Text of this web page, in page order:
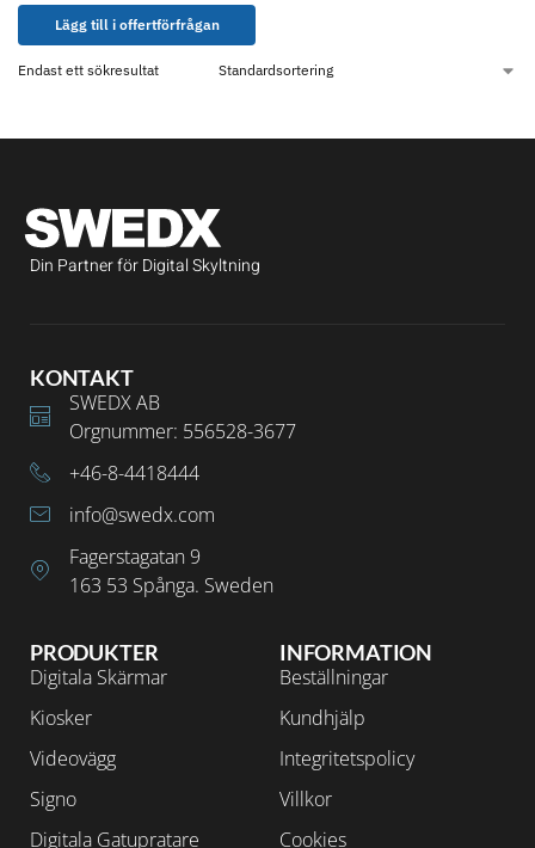
Lägg till i offertförfrågan
Endast ett sökresultat
Din Partner för Digital Skyltning
INFORMATION
Beställningar
Kundhjälp
Integritetspolicy
Villkor
Cookies
PRODUKTER
Digitala Skärmar
Kiosker
Videovägg
Signo
Digitala Gatupratare
KONTAKT
SWEDX AB
Orgnummer: 556528-3677
+46-8-4418444
info@swedx.com
Fagerstagatan 9
163 53 Spånga. Sweden